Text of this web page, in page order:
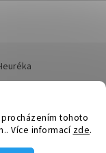
tohoto
Více informací zde.